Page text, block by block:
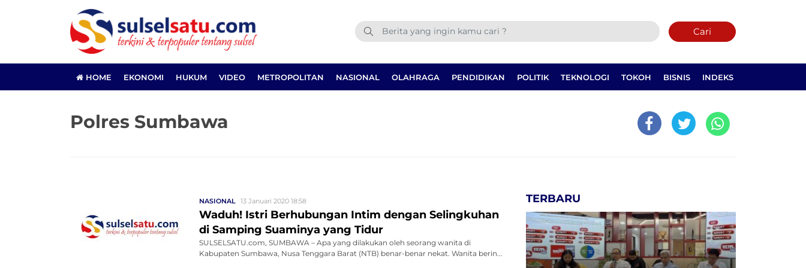
Cari
HOME EKONOMI HUKUM VIDEO METROPOLITAN NASIONAL OLAHRAGA PENDIDIKAN POLITIK TEKNOLOGI TOKOH BISNIS INDEKS
Polres Sumbawa
NASIONAL 13 Januari 2020 18:58
Waduh! Istri Berhubungan Intim dengan Selingkuhan
di Samping Suaminya yang Tidur
SULSELSATU.com, SUMBAWA – Apa yang dilakukan oleh seorang wanita di
Kabupaten Sumbawa, Nusa Tenggara Barat (NTB) benar-benar nekat. Wanita berin...
TERBARU